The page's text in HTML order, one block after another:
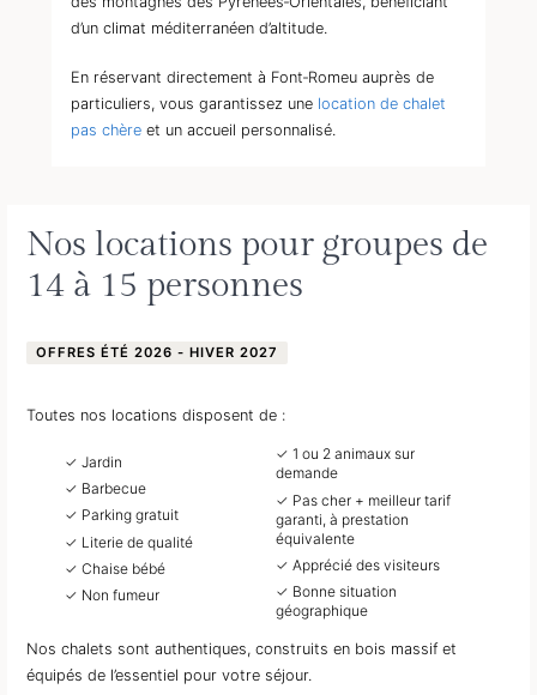
d’un climat méditerranéen d’altitude.
En réservant directement à Font‐Romeu auprès de
particuliers, vous garantissez une location de chalet
pas chèreet un accueil personnalisé.
Nos locations pour groupes de
14 à 15 personnes
OFFRES ÉTÉ 2026 - HIVER 2027
Toutes nos locations disposent de :
✓ Jardin
✓ Barbecue
✓ Parking gratuit
✓ Literie de qualité
✓ Chaise bébé
✓ Non fumeur
✓ 1 ou 2 animaux sur
demande
✓ Pas cher + meilleur tarif
garanti, à prestation
équivalente
✓ Apprécié des visiteurs
✓ Bonne situation
géographique
Nos chalets sont authentiques, construits en bois massif et
équipés de l’essentiel pour votre séjour.